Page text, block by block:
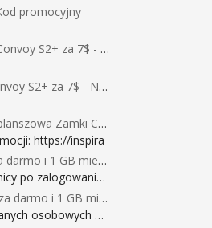
promocyjny
za 7$ - Najniższa cena od 2017r
za 7$ - Najniższa cena od 2017r
Zamki Caladale za 39zł
https://inspira
i 1 GB miesięcznie
po zalogowaniu do
i 1 GB miesięcznie
osobowych a nieo